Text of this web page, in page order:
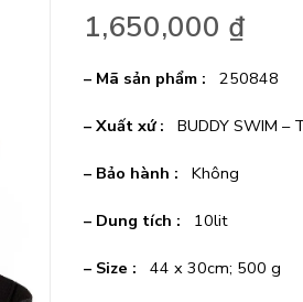
1,650,000 ₫
– Mã sản phẩm : 250848
– Xuất xứ : BUDDY SWIM –
– Bảo hành : Không
– Dung tích : 10lit
– Size : 44 x 30cm; 500 g